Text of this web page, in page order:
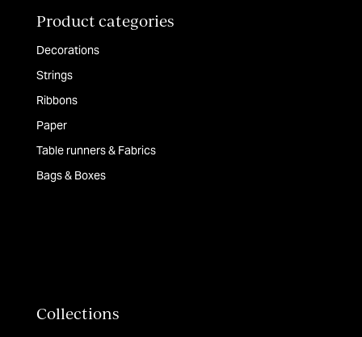
Product categories
Decorations
Strings
Ribbons
Paper
Table runners & Fabrics
Bags & Boxes
Collections